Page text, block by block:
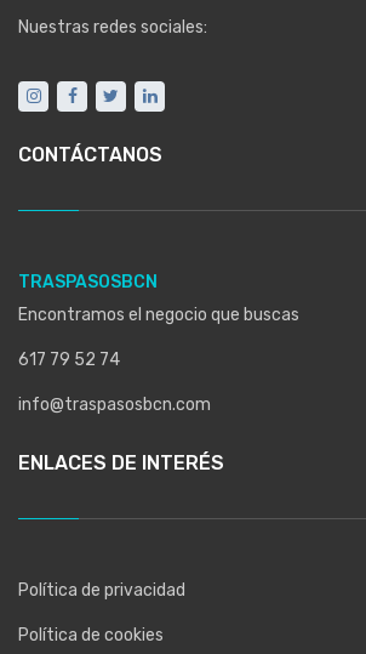
Nuestras redes sociales:
CONTÁCTANOS
TRASPASOSBCN
Encontramos el negocio que buscas
617 79 52 74
info@traspasosbcn.com
ENLACES DE INTERÉS
Política de privacidad
Política de cookies